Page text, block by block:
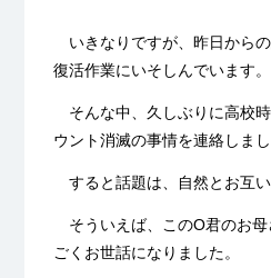
いきなりですが、昨日から
復活作業にいそしんでいます。
そんな中、久しぶりに高校
ウント消滅の事情を連絡しまし
すると話題は、自然とお互い
そういえば、このO君のお母
ごくお世話になりました。